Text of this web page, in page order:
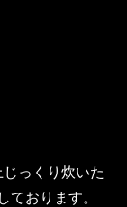
っくり炊いた
ております。